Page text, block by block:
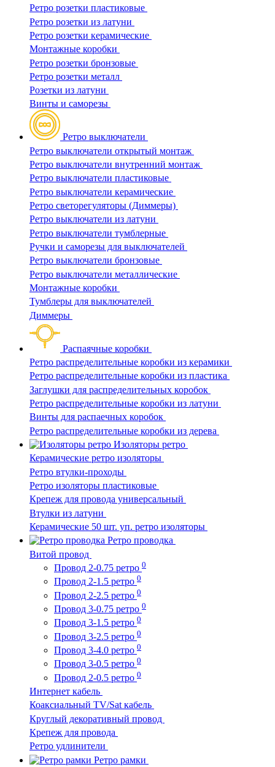
Ретро розетки пластиковые
Ретро розетки из латуни
Ретро розетки керамические
Монтажные коробки
Ретро розетки бронзовые
Ретро розетки металл
Розетки из латуни
Винты и саморезы
Ретро выключатели
Ретро выключатели открытый монтаж
Ретро выключатели внутренний монтаж
Ретро выключатели пластиковые
Ретро выключатели керамические
Ретро светорегуляторы (Диммеры)
Ретро выключатели из латуни
Ретро выключатели тумблерные
Ручки и саморезы для выключателей
Ретро выключатели бронзовые
Ретро выключатели металлические
Монтажные коробки
Тумблеры для выключателей
Диммеры
Распаячные коробки
Ретро распределительные коробки из керамики
Ретро распределительные коробки из пластика
Заглушки для распределительных коробок
Ретро распределительные коробки из латуни
Винты для распаечных коробок
Ретро распределительные коробки из дерева
Изоляторы ретро
Керамические ретро изоляторы
Ретро втулки-проходы
Ретро изоляторы пластиковые
Крепеж для провода универсальный
Втулки из латуни
Керамические 50 шт. уп. ретро изоляторы
Ретро проводка
Витой провод
Провод 2-0.75 ретро 0
Провод 2-1.5 ретро 0
Провод 2-2.5 ретро 0
Провод 3-0.75 ретро 0
Провод 3-1.5 ретро 0
Провод 3-2.5 ретро 0
Провод 3-4.0 ретро 0
Провод 3-0.5 ретро 0
Провод 2-0.5 ретро 0
Интернет кабель
Коаксиальный TV/Sat кабель
Круглый декоративный провод
Крепеж для провода
Ретро удлинители
Ретро рамки